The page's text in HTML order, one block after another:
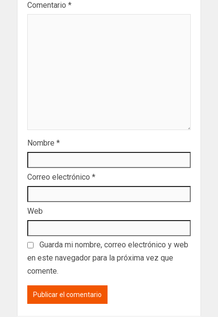
Comentario *
Nombre *
Correo electrónico *
Web
Guarda mi nombre, correo electrónico y web
en este navegador para la próxima vez que
comente.